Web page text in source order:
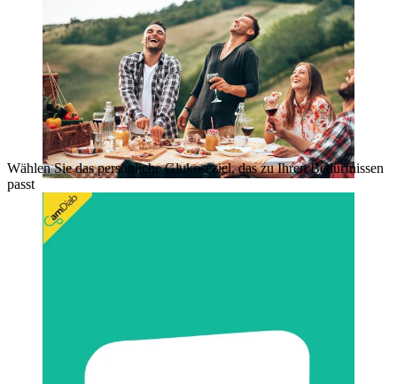
Wählen Sie das persönliche Glukoseziel, das zu Ihren Bedürfnissen
passt